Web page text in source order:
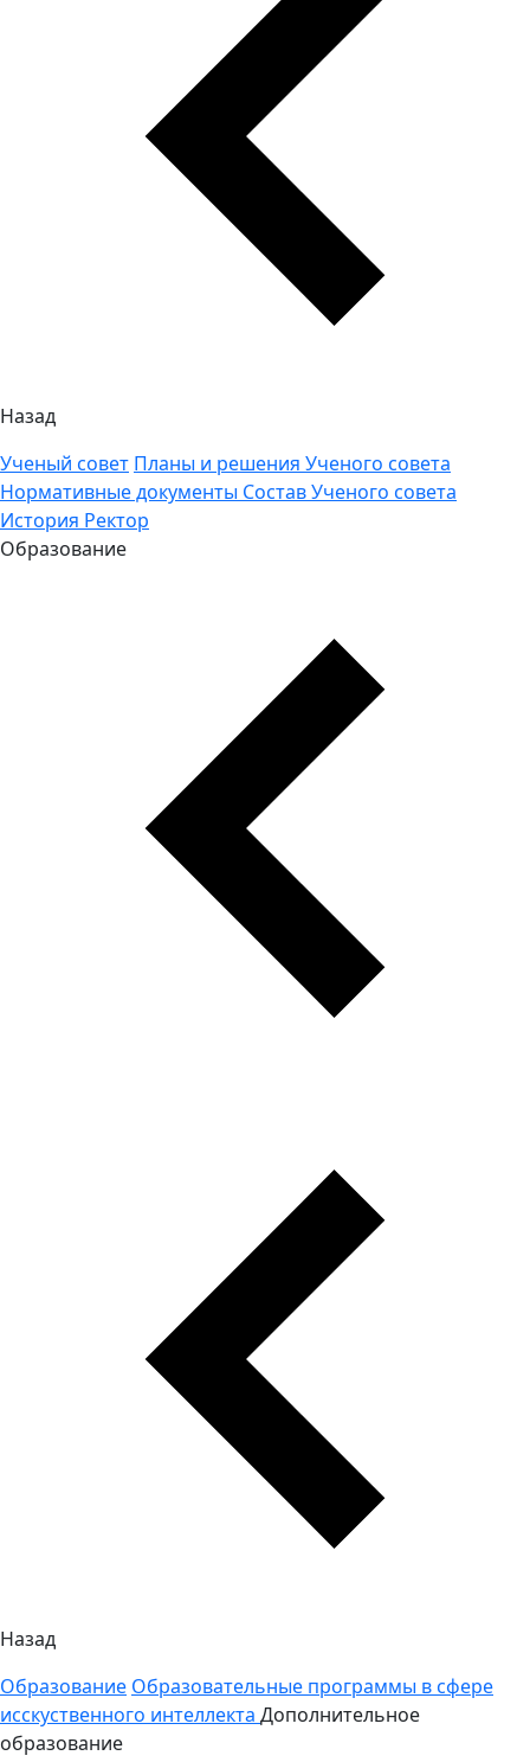
Назад
Ученый совет Планы и решения Ученого совета
Нормативные документы Состав Ученого совета
История Ректор
Образование
Назад
Образование Образовательные программы в сфере
исскуственного интеллекта Дополнительное
образование